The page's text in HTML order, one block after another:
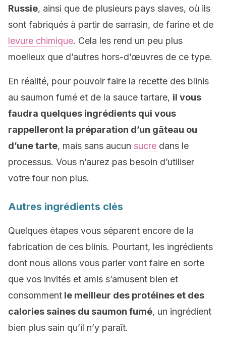
Russie, ainsi que de plusieurs pays slaves, où ils
sont fabriqués à partir de sarrasin, de farine et de
levure chimique. Cela les rend un peu plus
moelleux que d’autres hors-d’œuvres de ce type.
En réalité, pour pouvoir faire la recette des blinis
au saumon fumé et de la sauce tartare, il vous
faudra quelques ingrédients qui vous
rappelleront la préparation d’un gâteau ou
d’une tarte, mais sans aucun sucre dans le
processus. Vous n’aurez pas besoin d’utiliser
votre four non plus.
Autres ingrédients clés
Quelques étapes vous séparent encore de la
fabrication de ces blinis. Pourtant, les ingrédients
dont nous allons vous parler vont faire en sorte
que vos invités et amis s’amusent bien et
consomment le meilleur des protéines et des
calories saines du saumon fumé, un ingrédient
bien plus sain qu’il n’y paraît.